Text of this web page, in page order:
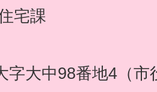
宅課
字大中98番地4（市